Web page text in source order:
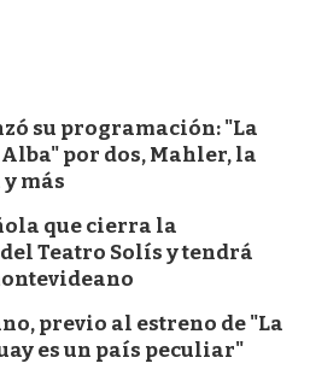
su programación: "La
por dos, Mahler, la
más
que cierra la
Teatro Solís y tendrá
previo al estreno de "La
es un país peculiar"